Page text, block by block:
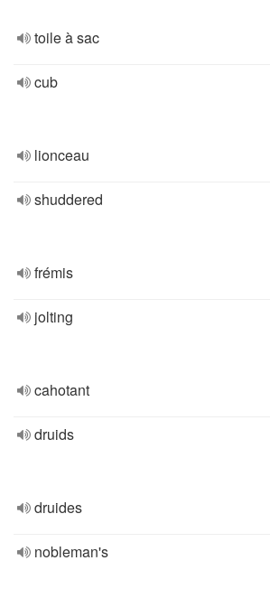
toile à sac
cub
lionceau
shuddered
frémis
jolting
cahotant
druids
druides
nobleman's